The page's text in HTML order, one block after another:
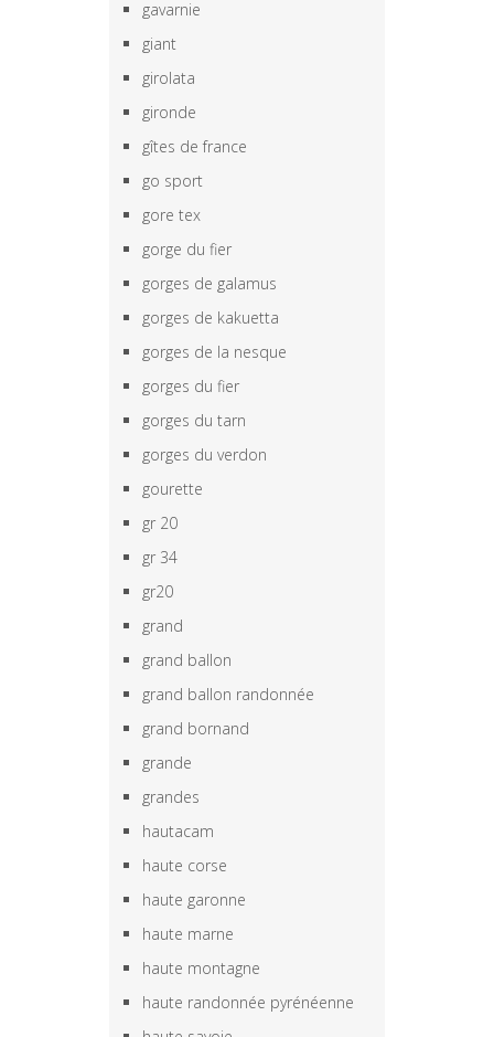
gavarnie
giant
girolata
gironde
gîtes de france
go sport
gore tex
gorge du fier
gorges de galamus
gorges de kakuetta
gorges de la nesque
gorges du fier
gorges du tarn
gorges du verdon
gourette
gr 20
gr 34
gr20
grand
grand ballon
grand ballon randonnée
grand bornand
grande
grandes
hautacam
haute corse
haute garonne
haute marne
haute montagne
haute randonnée pyrénéenne